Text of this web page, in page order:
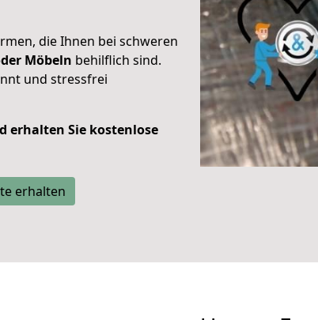
die Ihnen bei schweren
Möbeln behilflich sind.
und stressfrei
erhalten Sie kostenlose
erhalten